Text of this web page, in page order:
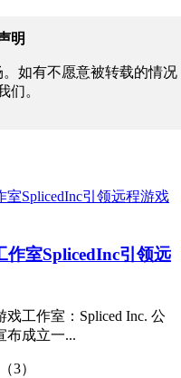
明
如有不愿意被转载的情况
们。
作室SplicedInc引领远
工作室：Spliced Inc. 公
布成立一...
3）